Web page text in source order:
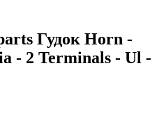
Гудок Horn -
- 2 Terminals - Ul -